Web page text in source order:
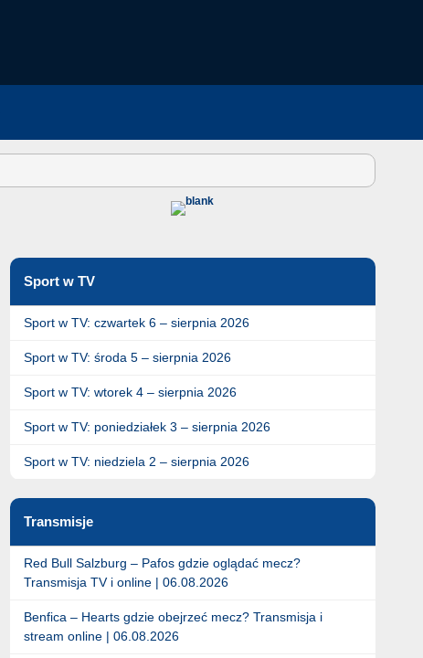
Sport w TV
Sport w TV: czwartek 6 – sierpnia 2026
Sport w TV: środa 5 – sierpnia 2026
Sport w TV: wtorek 4 – sierpnia 2026
Sport w TV: poniedziałek 3 – sierpnia 2026
Sport w TV: niedziela 2 – sierpnia 2026
Transmisje
Red Bull Salzburg – Pafos gdzie oglądać mecz?
Transmisja TV i online | 06.08.2026
Benfica – Hearts gdzie obejrzeć mecz? Transmisja i
stream online | 06.08.2026